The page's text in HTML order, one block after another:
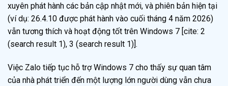
xuyên phát hành các bản cập nhật mới, và phiên bản hiện tại
(ví dụ: 26.4.10 được phát hành vào cuối tháng 4 năm 2026)
vẫn tương thích và hoạt động tốt trên Windows 7 [cite: 2
(search result 1), 3 (search result 1)].
Việc Zalo tiếp tục hỗ trợ Windows 7 cho thấy sự quan tâm
của nhà phát triển đến một lượng lớn người dùng vẫn chưa